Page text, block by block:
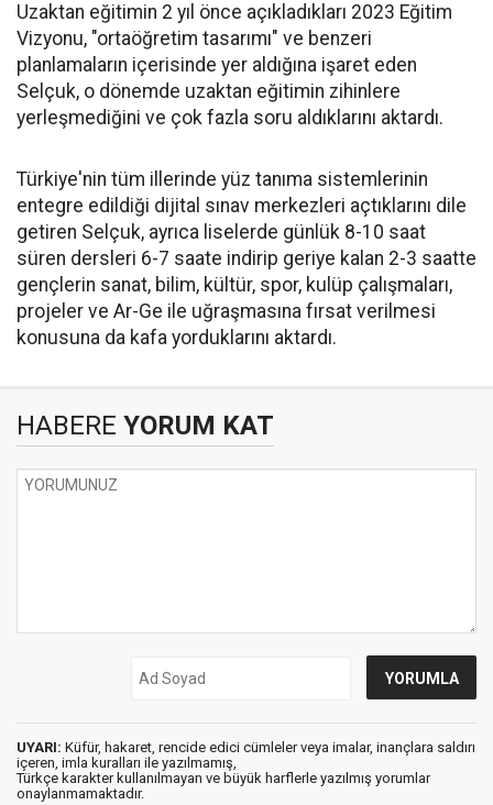
Uzaktan eğitimin 2 yıl önce açıkladıkları 2023 Eğitim
Vizyonu, "ortaöğretim tasarımı" ve benzeri
planlamaların içerisinde yer aldığına işaret eden
Selçuk, o dönemde uzaktan eğitimin zihinlere
yerleşmediğini ve çok fazla soru aldıklarını aktardı.
Türkiye'nin tüm illerinde yüz tanıma sistemlerinin
entegre edildiği dijital sınav merkezleri açtıklarını dile
getiren Selçuk, ayrıca liselerde günlük 8-10 saat
süren dersleri 6-7 saate indirip geriye kalan 2-3 saatte
gençlerin sanat, bilim, kültür, spor, kulüp çalışmaları,
projeler ve Ar-Ge ile uğraşmasına fırsat verilmesi
konusuna da kafa yorduklarını aktardı.
HABERE YORUM KAT
UYARI: Küfür, hakaret, rencide edici cümleler veya imalar, inançlara saldırı
içeren, imla kuralları ile yazılmamış,
Türkçe karakter kullanılmayan ve büyük harflerle yazılmış yorumlar
onaylanmamaktadır.